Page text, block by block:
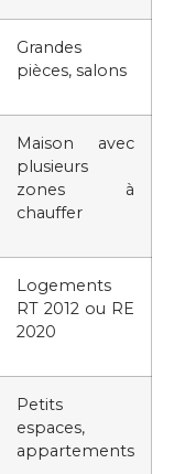
Grandes
pièces, salons
Maison avec
plusieurs
zones à
chauffer
Logements
RT 2012 ou RE
2020
Petits
espaces,
appartements